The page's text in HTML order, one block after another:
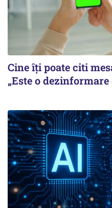
Cine îți poate citi
„Este o